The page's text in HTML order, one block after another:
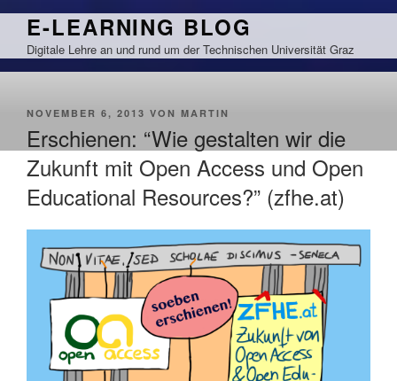
Zum
springen
E-LEARNING BLOG
Digitale Lehre an und rund um der Technischen Universität Graz
VERÖFFENTLICHT
NOVEMBER 6, 2013 VON MARTIN
Erschienen: “Wie gestalten wir die
Zukunft mit Open Access und Open
Educational Resources?” (zfhe.at)